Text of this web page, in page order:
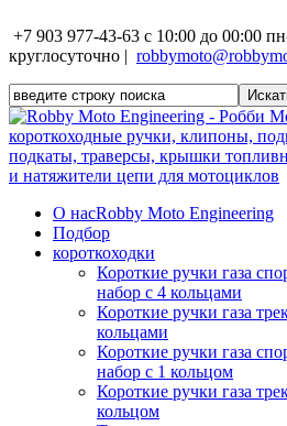
+7 903 977-43-63 с 10:00 до 00:00
круглосуточно |
О насRobby Moto Engineering
Подбор
короткоходки
Короткие ручки газа
набор с 4 кольцами
Короткие ручки газа
кольцами
Короткие ручки газа
набор с 1 кольцом
Короткие ручки газа
кольцом